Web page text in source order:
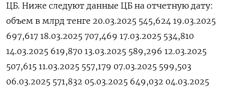
ЦБ. Ниже следуют данные ЦБ на отчетную дату:
объем в млрд тенге 20.03.2025 545,624 19.03.2025
697,617 18.03.2025 707,469 17.03.2025 534,810
14.03.2025 619,870 13.03.2025 589,296 12.03.2025
507,615 11.03.2025 557,179 07.03.2025 599,503
06.03.2025 571,832 05.03.2025 649,032 04.03.2025